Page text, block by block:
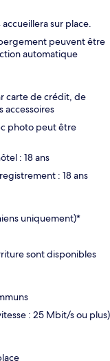
sur place.
peuvent être
automatique
carte de crédit, de
accessoires
photo peut être
: 18 ans
: 18 ans
uniquement)*
sont disponibles
: 25 Mbit/s ou plus)